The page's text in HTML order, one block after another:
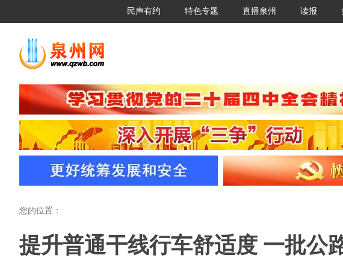
民声有约 特色专题 直播泉州 读报
您的位置：
提升普通干线行车舒适度 一批公